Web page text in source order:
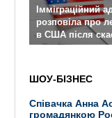
Імміграційний
розповіла про
в США після
ШОУ-БІЗНЕС
Співачка Анна
громадянкою